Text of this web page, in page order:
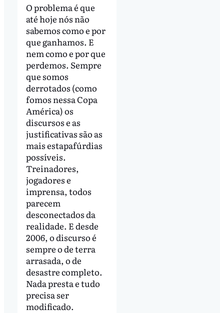
O problema é que
até hoje nós não
sabemos como e por
que ganhamos. E
nem como e por que
perdemos. Sempre
que somos
derrotados (como
fomos nessa Copa
América) os
discursos e as
justificativas são as
mais estapafúrdias
possíveis.
Treinadores,
jogadores e
imprensa, todos
parecem
desconectados da
realidade. E desde
2006, o discurso é
sempre o de terra
arrasada, o de
desastre completo.
Nada presta e tudo
precisa ser
modificado.